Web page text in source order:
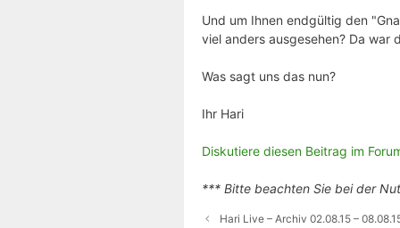
Und um Ihnen endgültig den
viel anders ausgesehen? Da war
Was sagt uns das nun?
Ihr Hari
Diskutiere diesen Beitrag im
*** Bitte beachten Sie bei der
Hari Live – Archiv 02.08.15 –